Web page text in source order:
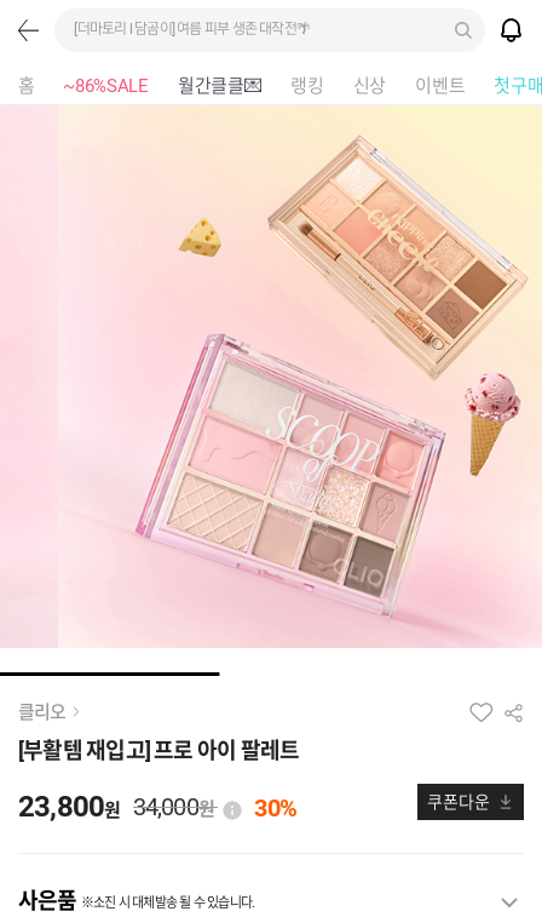
[더마토리 l 담곰이] 여름 피부 생존 대작전🌴
홈 ~86%SALE 월간클클💌 랭킹 신상 이벤트 첫구
클리오
[부활템 재입고] 프로 아이 팔레트
23,800원 34,000원 30% 쿠폰다운
사은품 ※소진 시 대체발송 될 수 있습니다.